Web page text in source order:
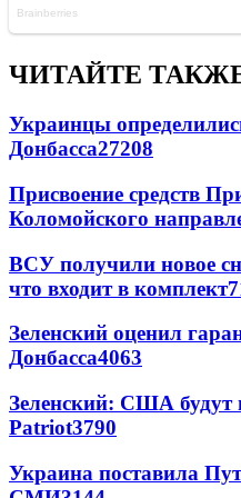
ЧИТАЙТЕ
Украинцы
Донбасса27208
Присвоение средств
Коломойского
ВСУ получили новое
что входит в комплект
Зеленский оценил
Донбасса4063
Зеленский: США будут
Patriot3790
Украина поставила